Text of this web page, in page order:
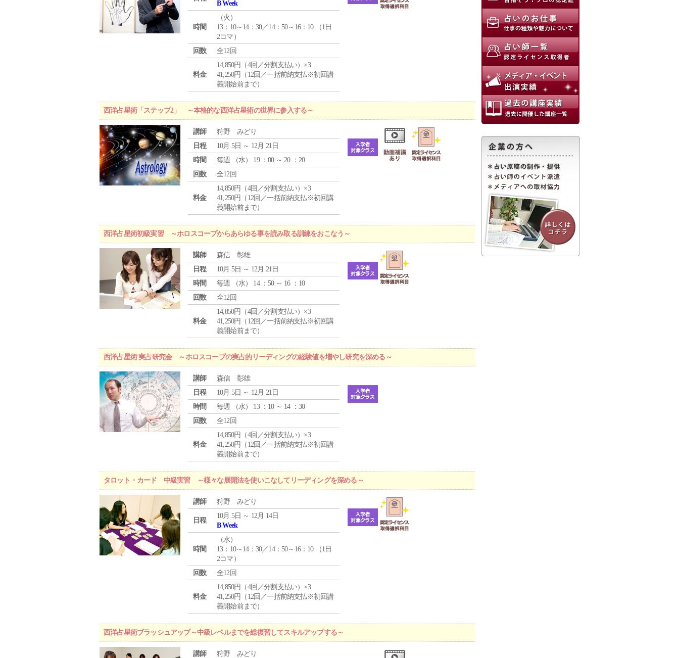
B Week
時間
（火 ）
13：10～14：30／14：50～16：10 （1日
2コマ）
回数
全12回
料金
14,850円（4回／分割支払い）×3
41,250円（12回／一括前納支払※初回講
義開始前まで）
西洋占星術「ステップ2」 ～本格的な西洋占星術の世界に参入する～
講師
狩野 みどり
日程
10月 5日 ～ 12月 21日
時間
毎週 （水） 19 ：00 ～ 20 ：20
回数
全12回
料金
14,850円（4回／分割支払い）×3
41,250円（12回／一括前納支払※初回講
義開始前まで）
西洋占星術初級実習 ～ホロスコープからあらゆる事を読み取る訓練をおこなう～
講師
森信 彰雄
日程
10月 5日 ～ 12月 21日
時間
毎週 （水） 14 ：50 ～ 16 ：10
回数
全12回
料金
14,850円（4回／分割支払い）×3
41,250円（12回／一括前納支払※初回講
義開始前まで）
西洋占星術 実占研究会 ～ホロスコープの実占的リーディングの経験値を増やし研究を深める～
講師
森信 彰雄
日程
10月 5日 ～ 12月 21日
時間
毎週 （水） 13 ：10 ～ 14 ：30
回数
全12回
料金
14,850円（4回／分割支払い）×3
41,250円（12回／一括前納支払※初回講
義開始前まで）
タロット・カード 中級実習 ～様々な展開法を使いこなしてリーディングを深める～
講師 狩野 みどり
日程
10月 5日 ～ 12月 14日
B Week
時間
（水）
13：10～14：30／14：50～16：10 （1日
2コマ）
回数
全12回
料金
14,850円（4回／分割支払い）×3
41,250円（12回／一括前納支払※初回講
義開始前まで）
西洋占星術ブラッシュアップ～中級レベルまでを総復習してスキルアップする～
講師 狩野 みどり